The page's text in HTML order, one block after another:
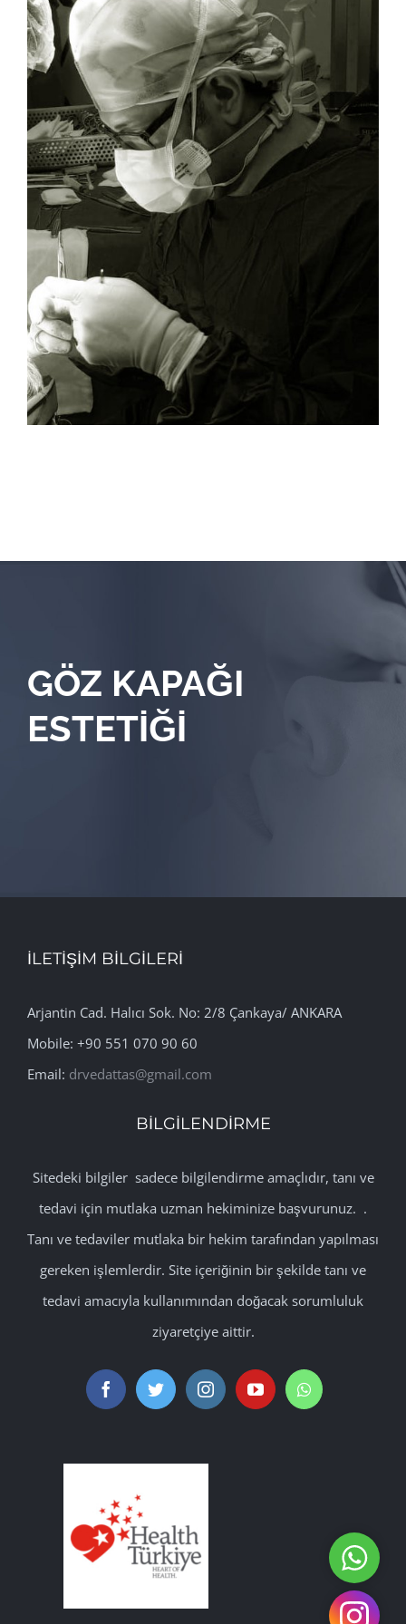
GÖZ KAPAĞI
ESTETİĞİ
İLETİŞİM BİLGİLERİ
Arjantin Cad. Halıcı Sok. No: 2/8 Çankaya/ ANKARA
Mobile: +90 551 070 90 60
Email: drvedattas@gmail.com
BİLGİLENDİRME
Sitedeki bilgiler sadece bilgilendirme amaçlıdır, tanı ve
tedavi için mutlaka uzman hekiminize başvurunuz. .
Tanı ve tedaviler mutlaka bir hekim tarafından yapılması
gereken işlemlerdir. Site içeriğinin bir şekilde tanı ve
tedavi amacıyla kullanımından doğacak sorumluluk
ziyaretçiye aittir.